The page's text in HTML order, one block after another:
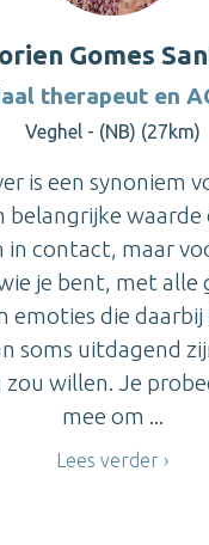
Gomes
therapeut en
Veghel - (NB) (27km)
is een synoniem
belangrijke waarde
in contact, maar
je bent, met alle
emoties die
soms uitdagend
zou willen. Je
mee om ...
Lees verder